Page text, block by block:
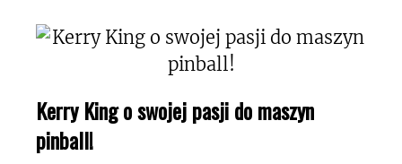
Kerry King o swojej pasji do maszyn
pinball!